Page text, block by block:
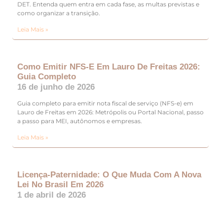
DET. Entenda quem entra em cada fase, as multas previstas e
como organizar a transição.
Leia Mais »
Como Emitir NFS-E Em Lauro De Freitas 2026:
Guia Completo
16 de junho de 2026
Guia completo para emitir nota fiscal de serviço (NFS-e) em
Lauro de Freitas em 2026: Metrópolis ou Portal Nacional, passo
a passo para MEI, autônomos e empresas.
Leia Mais »
Licença-Paternidade: O Que Muda Com A Nova
Lei No Brasil Em 2026
1 de abril de 2026